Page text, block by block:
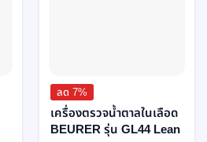
ลด 7%
เครื่องตรวจน้ำตาลในเลือด
BEURER รุ่น GL44 Lean